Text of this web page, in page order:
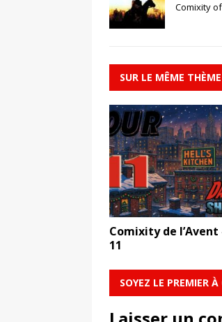
Comixity
SUR LE MÊME THÈME
Comixity de
11
SOYEZ LE PREMIER